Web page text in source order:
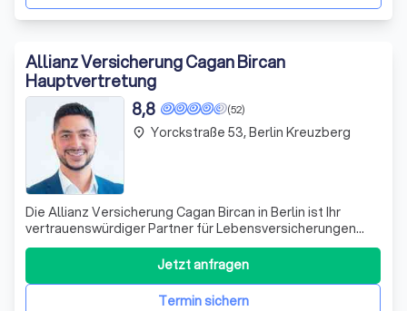
Allianz Versicherung Cagan Bircan
Hauptvertretung
(52)
8,8
Die Allianz Versicherung Cagan Bircan in Berlin ist Ihr
vertrauenswürdiger Partner für Lebensversicherungen
und mehr. Mit über 130 Jahren Erfahrung im Bereich
Lebensversicherungen sind wir bestens gerüstet, um Sie
bei der Erfüllung Ihrer Vorsorgeziele zu unterstützen.
Unser engagiertes Team nimmt si
Termin sichern
Jetzt anfragen
place Yorckstraße 53, Berlin Kreuzberg